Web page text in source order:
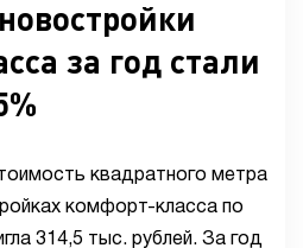
за год стали
квадратного метра
комфорт-класса по
314,5 тыс. рублей. За год